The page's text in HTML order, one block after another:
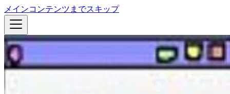
メインコンテンツまでスキップ